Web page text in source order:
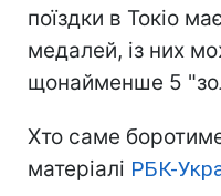
поїздки в Токіо
медалей, із них
щонайменше 5
Хто саме
матеріалі РБК-